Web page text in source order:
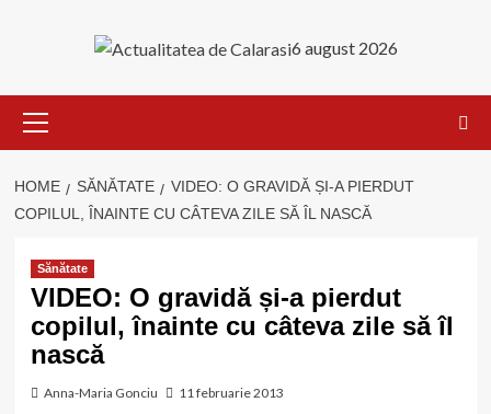
6 august 2026
Menu
HOME SĂNĂTATE
VIDEO: O GRAVIDĂ ȘI-A PIERDUT
COPILUL, ÎNAINTE CU CÂTEVA ZILE SĂ ÎL NASCĂ
Sănătate
VIDEO: O gravidă și-a pierdut
copilul, înainte cu câteva zile să îl
nască
Anna-Maria Gonciu 11 februarie 2013